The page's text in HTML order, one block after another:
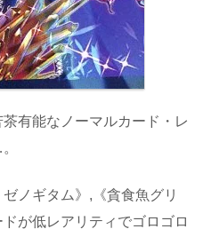
有能なノーマルカード・レ
ノギタム》,《貪食魚グリ
が低レアリティでゴロゴロ